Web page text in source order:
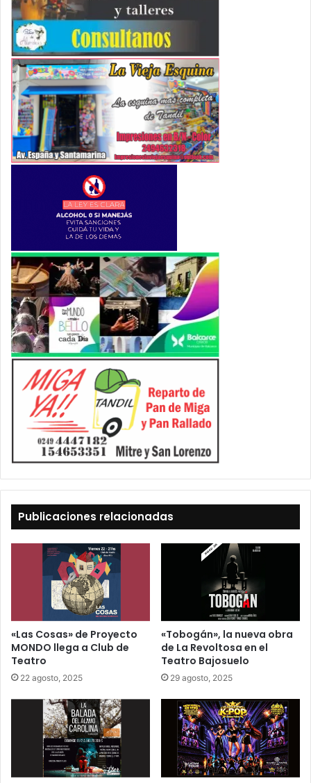
Publicaciones relacionadas
«Las Cosas» de Proyecto
MONDO llega a Club de
Teatro
22 agosto, 2025
«Tobogán», la nueva obra
de La Revoltosa en el
Teatro Bajosuelo
29 agosto, 2025